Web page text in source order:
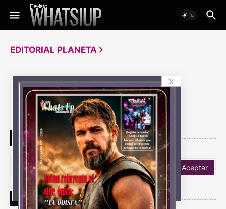
EDITORIAL PLANETA
No hay resultados
BUSCA TUS NOTICIAS
NUESTROS LECTORES
x